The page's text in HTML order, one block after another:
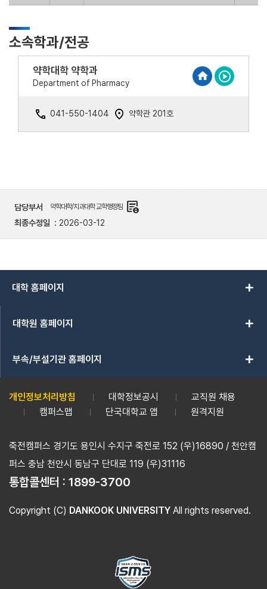
소속학과/전공
약학대학 약학과
Department of Pharmacy
041-550-1404 약학관 201호
담당부서 약학대학/치과대학 교학행정팀 demography
최종수정일 2026-03-12
대학 홈페이지 add
대학원 홈페이지 add
부속/부설기관 홈페이지 add
개인정보처리방침 대학정보공시
교직원 채용
캠퍼스맵
단국대학교 앱 원격지원
죽전캠퍼스 경기도 용인시 수지구 죽전로 152 (우)16890 / 천안캠
퍼스 충남 천안시 동남구 단대로 119 (우)31116
통합콜센터 : 1899-3700
Copyright (C) DANKOOK UNIVERSITY All rights reserved.